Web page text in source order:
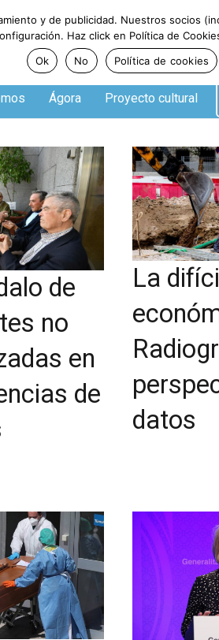
Ágora Proyecto cultural
de
no
en
de
La
datos
y de publicidad. Nuestros socios
Haz click en Política de
Ok
No Política de cookies